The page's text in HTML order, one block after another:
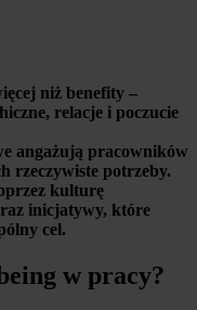
niż benefity –
relacje i poczucie
angażują pracowników
rzeczywiste potrzeby.
kulturę
inicjatywy, które
cel.
w pracy?